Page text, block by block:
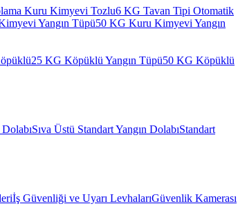
Kuru Kimyevi Tozlu6 KG Tavan Tipi Otomatik
Yangın Tüpü50 KG Kuru Kimyevi Yangın
25 KG Köpüklü Yangın Tüpü50 KG Köpüklü
Sıva Üstü Standart Yangın DolabıStandart
İş Güvenliği ve Uyarı LevhalarıGüvenlik Kamerası